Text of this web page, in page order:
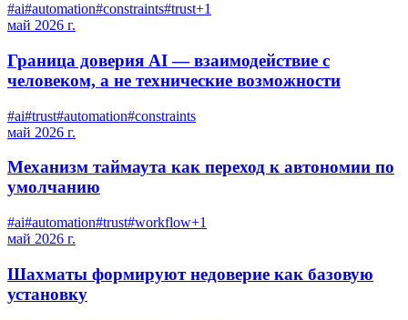
#ai#automation#constraints#trust+1
май 2026 г.
Граница доверия AI — взаимодействие с
человеком, а не технические возможности
#ai#trust#automation#constraints
май 2026 г.
Механизм таймаута как переход к автономии по
умолчанию
#ai#automation#trust#workflow+1
май 2026 г.
Шахматы формируют недоверие как базовую
установку